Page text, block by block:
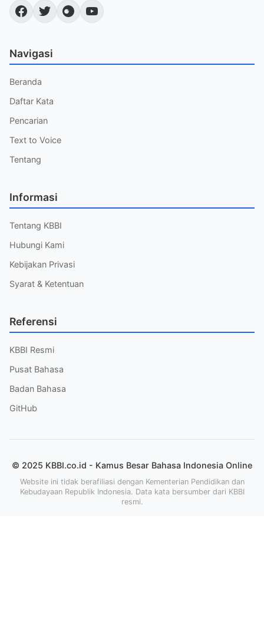
Navigasi
Beranda
Daftar Kata
Pencarian
Text to Voice
Tentang
Informasi
Tentang KBBI
Hubungi Kami
Kebijakan Privasi
Syarat & Ketentuan
Referensi
KBBI Resmi
Pusat Bahasa
Badan Bahasa
GitHub
© 2025 KBBI.co.id - Kamus Besar Bahasa Indonesia Online
Website ini tidak berafiliasi dengan Kementerian Pendidikan dan
Kebudayaan Republik Indonesia. Data kata bersumber dari KBBI
resmi.